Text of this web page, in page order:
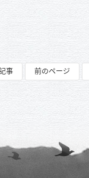
事 前のページ